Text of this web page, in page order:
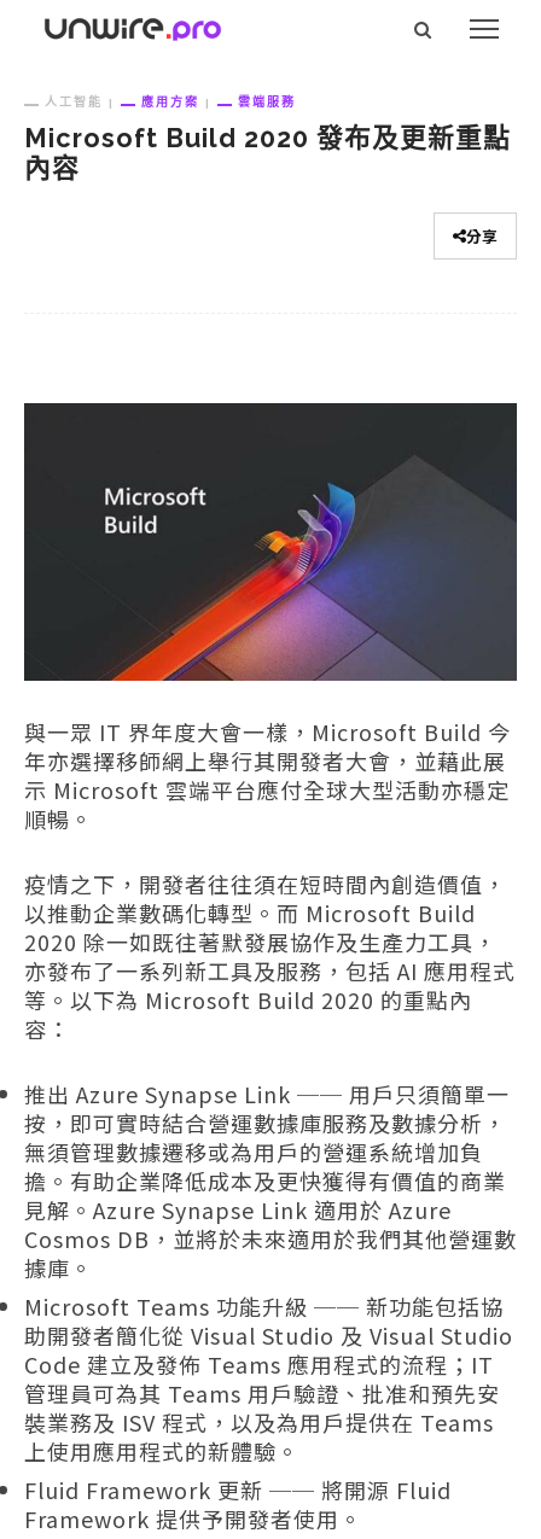
人工智能 應用方案 雲端服務
Microsoft Build 2020 發布及更新重點
內容
分享
與一眾 IT 界年度大會一樣，Microsoft Build 今
年亦選擇移師網上舉行其開發者大會，並藉此展
示 Microsoft 雲端平台應付全球大型活動亦穩定
順暢。
疫情之下，開發者往往須在短時間內創造價值，
以推動企業數碼化轉型。而 Microsoft Build
2020 除一如既往著默發展協作及生產力工具，
亦發布了一系列新工具及服務，包括 AI 應用程式
等 。以下為 Microsoft Build 2020 的重點內
容：
推出 Azure Synapse Link ── 用戶只須簡單一
按，即可實時結合營運數據庫服務及數據分析，
無須管理數據遷移或為用戶的營運系統增加負
擔。有助企業降低成本及更快獲得有價值的商業
見解。Azure Synapse Link 適用於 Azure
Cosmos DB，並將於未來適用於我們其他營運數
據庫。
Microsoft Teams 功能升級 ── 新功能包括協
助開發者簡化從 Visual Studio 及 Visual Studio
Code 建立及發佈 Teams 應用程式的流程；IT
管理員可為其 Teams 用戶驗證、批准和預先安
裝業務及 ISV 程式，以及為用戶提供在 Teams
上使用應用程式的新體驗。
Fluid Framework 更新 ── 將開源 Fluid
Framework 提供予開發者使用。